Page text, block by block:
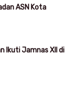
ASN Kota
Ikuti Jamnas XII di